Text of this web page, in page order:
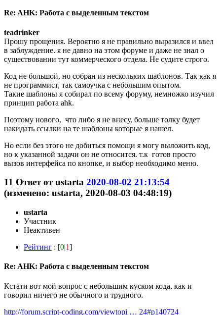
Re: AHK: Работа с выделенным текстом
teadrinker
Прошу прощения. Вероятно я не правильно выразился и ввел
в заблуждение. я не давно на этом форуме и даже не знал о
существовании тут коммерческого отдела. Не судите строго.
Код не большой, но собран из нескольких шаблонов. Так как я
не программист, так самоучка с небольшим опытом.
Такие шаблоны я собирал по всему форуму, немножко изучил
принцип работа ahk.
Поэтому нового, что либо я не внесу, больше толку будет
накидать ссылки на те шаблоны которые я нашел.
Но если без этого не добиться помощи я могу выложить код,
но к указанной задачи он не относится. т.к готов просто
вызов интерфейса по кнопке, и выбор необходимо меню.
11 Ответ отustarta 2020-08-02 21:13:54
(изменено: ustarta, 2020-08-03 04:48:19)
ustarta
Участник
Неактивен
Рейтинг : [0|1]
Re: AHK: Работа с выделенным текстом
Кстати вот мой вопрос с небольшим куском кода, как и
говорил ничего не обычного и трудного.
http://forum.script-coding.com/viewtopi … 24#p140724